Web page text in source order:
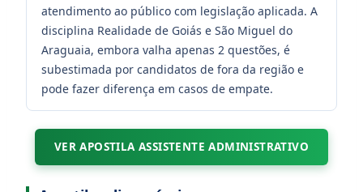
atendimento ao público com legislação aplicada. A
disciplina Realidade de Goiás e São Miguel do
Araguaia, embora valha apenas 2 questões, é
subestimada por candidatos de fora da região e
pode fazer diferença em casos de empate.
VER APOSTILA ASSISTENTE ADMINISTRATIVO